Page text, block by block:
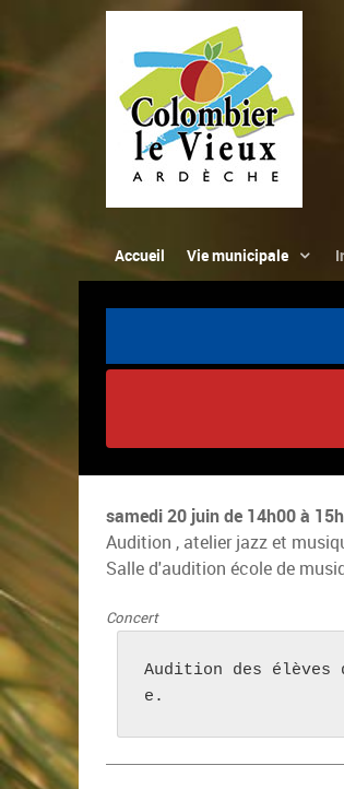
Accueil Vie municipale
samedi 20 juin de 14h00 à
Audition , atelier jazz et
Salle d'audition école de
Concert
Audition des élèves
e.